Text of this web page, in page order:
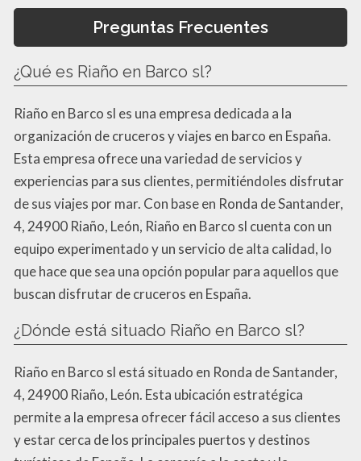
Preguntas Frecuentes
¿Qué es Riaño en Barco sl?
Riaño en Barco sl es una empresa dedicada a la
organización de cruceros y viajes en barco en España.
Esta empresa ofrece una variedad de servicios y
experiencias para sus clientes, permitiéndoles disfrutar
de sus viajes por mar. Con base en Ronda de Santander,
4, 24900 Riaño, León, Riaño en Barco sl cuenta con un
equipo experimentado y un servicio de alta calidad, lo
que hace que sea una opción popular para aquellos que
buscan disfrutar de cruceros en España.
¿Dónde está situado Riaño en Barco sl?
Riaño en Barco sl está situado en Ronda de Santander,
4, 24900 Riaño, León. Esta ubicación estratégica
permite a la empresa ofrecer fácil acceso a sus clientes
y estar cerca de los principales puertos y destinos